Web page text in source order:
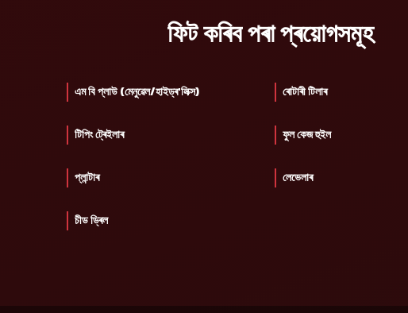
ফিট কৰিব পৰা প্ৰয়োগসমূহ
এম বি প্লাউ (মেনুৱেল/হাইড্ৰ'লিক্স) ৰোটাৰী টিলাৰ
টিপিং ট্ৰেইলাৰ ফুল কেজ হুইল
প্লান্টাৰ লেভেলাৰ
চীড ড্ৰিল